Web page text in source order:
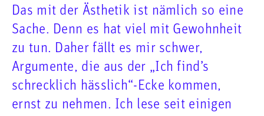
Das mit der Ästhetik ist nämlich so eine
Sache. Denn es hat viel mit Gewohnheit
zu tun. Daher fällt es mir schwer,
Argumente, die aus der „Ich find’s
schrecklich hässlich“-Ecke kommen,
ernst zu nehmen. Ich lese seit einigen